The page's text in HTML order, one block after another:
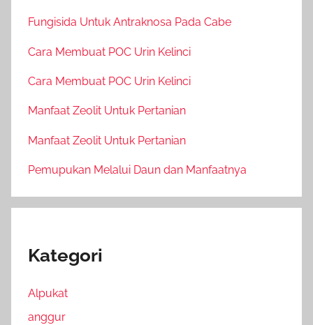
Fungisida Untuk Antraknosa Pada Cabe
Cara Membuat POC Urin Kelinci
Cara Membuat POC Urin Kelinci
Manfaat Zeolit Untuk Pertanian
Manfaat Zeolit Untuk Pertanian
Pemupukan Melalui Daun dan Manfaatnya
Kategori
Alpukat
anggur